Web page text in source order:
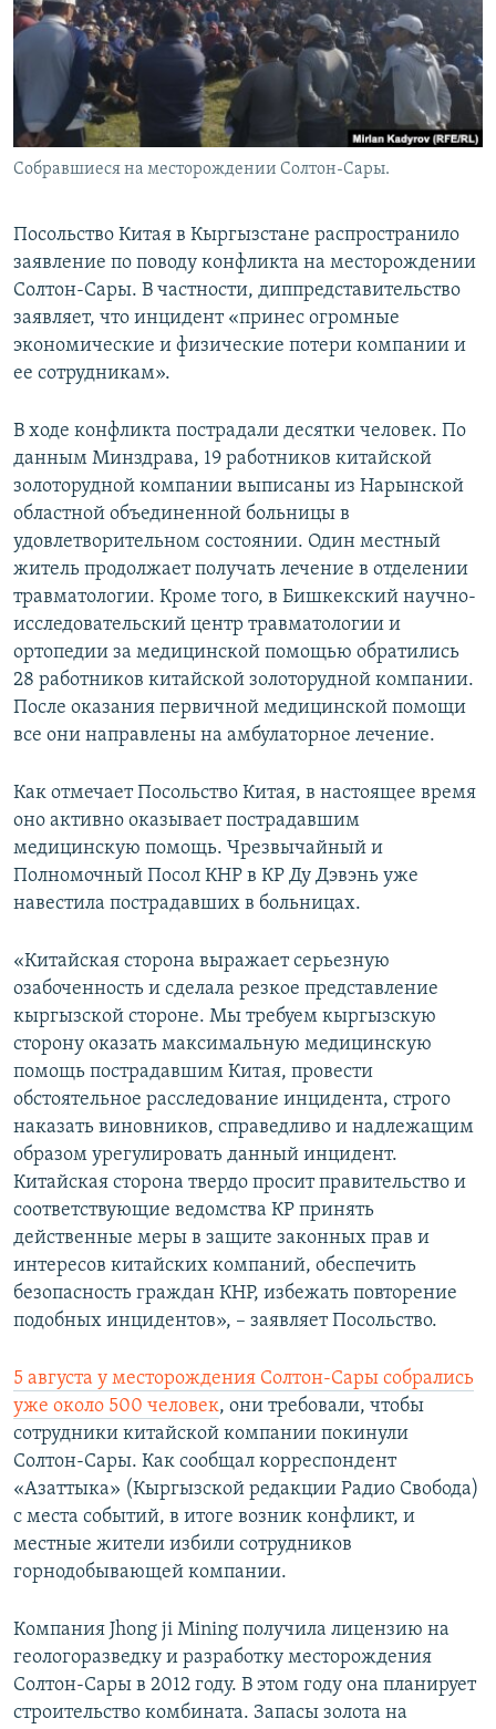
Собравшиеся на месторождении Солтон-Сары.
Посольство Китая в Кыргызстане распространило
заявление по поводу конфликта на месторождении
Солтон-Сары. В частности, диппредставительство
заявляет, что инцидент «принес огромные
экономические и физические потери компании и
ее сотрудникам».
В ходе конфликта пострадали десятки человек. По
данным Минздрава, 19 работников китайской
золоторудной компании выписаны из Нарынской
областной объединенной больницы в
удовлетворительном состоянии. Один местный
житель продолжает получать лечение в отделении
травматологии. Кроме того, в Бишкекский научно-
исследовательский центр травматологии и
ортопедии за медицинской помощью обратились
28 работников китайской золоторудной компании.
После оказания первичной медицинской помощи
все они направлены на амбулаторное лечение.
Как отмечает Посольство Китая, в настоящее время
оно активно оказывает пострадавшим
медицинскую помощь. Чрезвычайный и
Полномочный Посол КНР в КР Ду Дэвэнь уже
навестила пострадавших в больницах.
«Китайская сторона выражает серьезную
озабоченность и сделала резкое представление
кыргызской стороне. Мы требуем кыргызскую
сторону оказать максимальную медицинскую
помощь пострадавшим Китая, провести
обстоятельное расследование инцидента, строго
наказать виновников, справедливо и надлежащим
образом урегулировать данный инцидент.
Китайская сторона твердо просит правительство и
соответствующие ведомства КР принять
действенные меры в защите законных прав и
интересов китайских компаний, обеспечить
безопасность граждан КНР, избежать повторение
подобных инцидентов», – заявляет Посольство.
5 августа у месторождения Солтон-Сары собрались
уже около 500 человек, они требовали, чтобы
сотрудники китайской компании покинули
Солтон-Сары. Как сообщал корреспондент
«Азаттыка» (Кыргызской редакции Радио Свобода)
с места событий, в итоге возник конфликт, и
местные жители избили сотрудников
горнодобывающей компании.
Компания Jhong ji Mining получила лицензию на
геологоразведку и разработку месторождения
Солтон-Сары в 2012 году. В этом году она планирует
строительство комбината. Запасы золота на